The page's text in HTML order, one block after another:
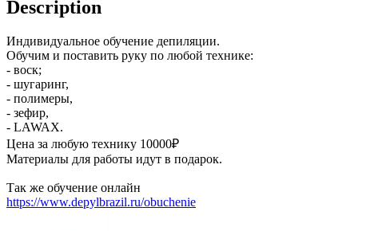
Description
Индивидуальное обучение депиляции.
Обучим и поставить руку по любой технике:
- воск;
- шугаринг,
- полимеры,
- зефир,
- LAWAX.
Цена за любую технику 10000₽
Материалы для работы идут в подарок.
Так же обучение онлайн
https://www.depylbrazil.ru/obuchenie